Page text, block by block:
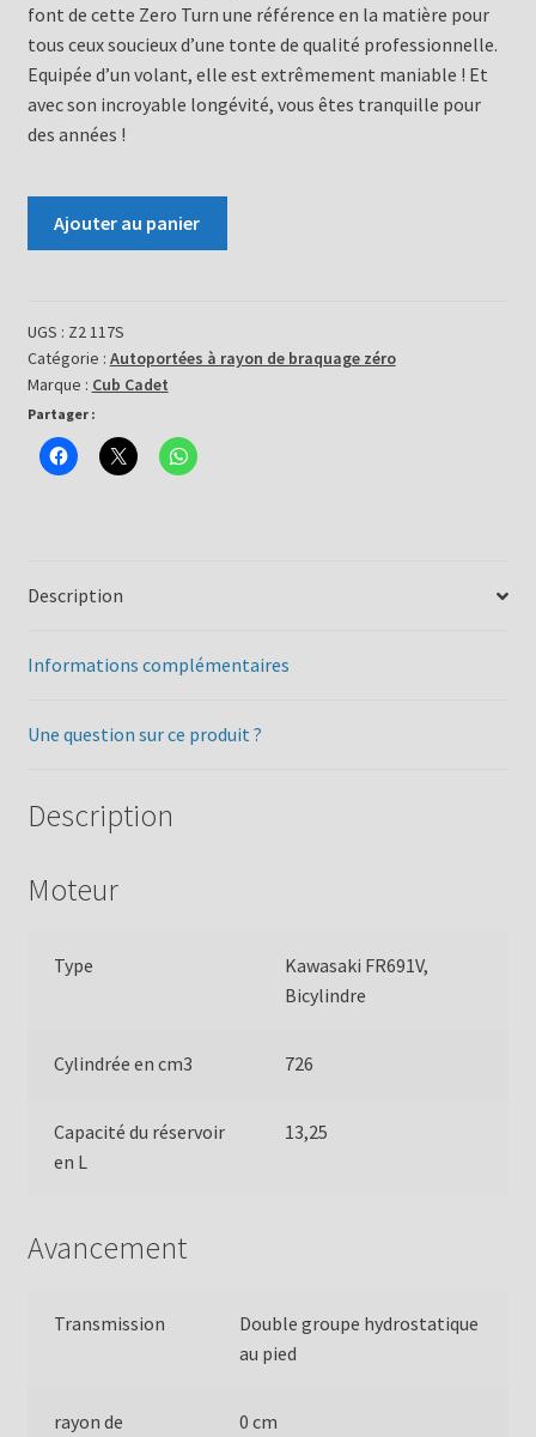
font de cette Zero Turn une référence en la matière pour
tous ceux soucieux d’une tonte de qualité professionnelle.
Equipée d’un volant, elle est extrêmement maniable ! Et
avec son incroyable longévité, vous êtes tranquille pour
des années !
Z2
117S
Ajouter au panier
UGS : Z2 117S
Catégorie : Autoportées à rayon de braquage zéro
Marque : Cub Cadet
Partager :
Description
Informations complémentaires
Une question sur ce produit ?
Description
Moteur
Type
Kawasaki FR691V,
Bicylindre
Cylindrée en cm3 726
Capacité du réservoir
en L
13,25
Avancement
Transmission
Double groupe hydrostatique
au pied
rayon de
0 cm